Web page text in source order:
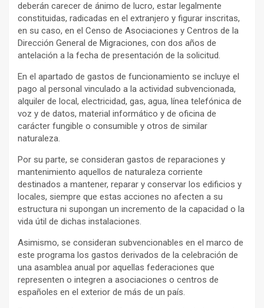
deberán carecer de ánimo de lucro, estar legalmente
constituidas, radicadas en el extranjero y figurar inscritas,
en su caso, en el Censo de Asociaciones y Centros de la
Dirección General de Migraciones, con dos años de
antelación a la fecha de presentación de la solicitud.
En el apartado de gastos de funcionamiento se incluye el
pago al personal vinculado a la actividad subvencionada,
alquiler de local, electricidad, gas, agua, línea telefónica de
voz y de datos, material informático y de oficina de
carácter fungible o consumible y otros de similar
naturaleza.
Por su parte, se consideran gastos de reparaciones y
mantenimiento aquellos de naturaleza corriente
destinados a mantener, reparar y conservar los edificios y
locales, siempre que estas acciones no afecten a su
estructura ni supongan un incremento de la capacidad o la
vida útil de dichas instalaciones.
Asimismo, se consideran subvencionables en el marco de
este programa los gastos derivados de la celebración de
una asamblea anual por aquellas federaciones que
representen o integren a asociaciones o centros de
españoles en el exterior de más de un país.